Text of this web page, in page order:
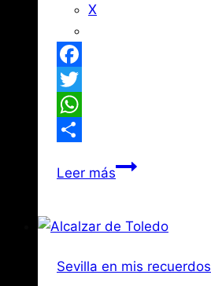
X
Facebook
Twitter
WhatsApp
Leer másLos
Sevilla
Sevilla en mis recuerdos